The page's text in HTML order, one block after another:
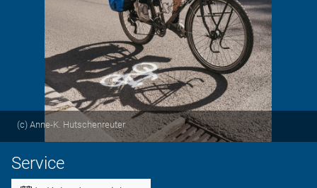
(c) Anne-K. Hutschenreuter
Service